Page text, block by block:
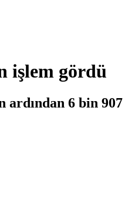
işlem gördü
ardından 6 bin